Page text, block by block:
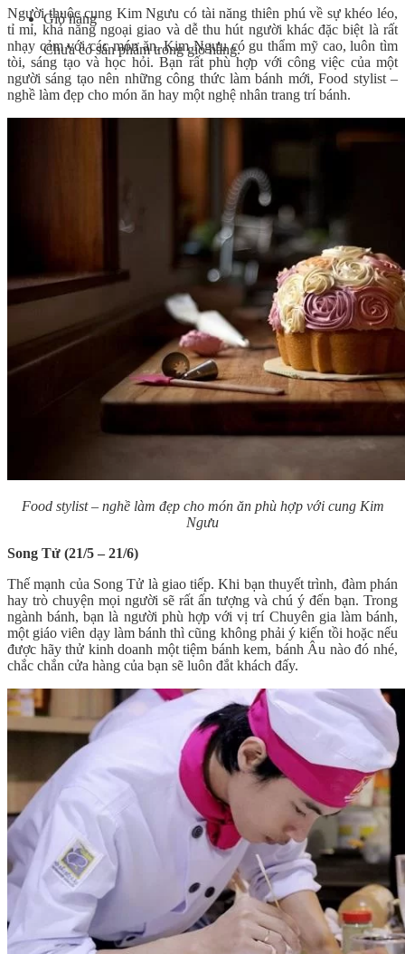
Giỏ hàng
Chưa có sản phẩm trong giỏ hàng.
Người thuộc cung Kim Ngưu có tài năng thiên phú về sự khéo léo,
tỉ mỉ, khả năng ngoại giao và dễ thu hút người khác đặc biệt là rất
nhạy cảm với các món ăn. Kim Ngưu có gu thẩm mỹ cao, luôn tìm
tòi, sáng tạo và học hỏi. Bạn rất phù hợp với công việc của một
người sáng tạo nên những công thức làm bánh mới, Food stylist –
nghề làm đẹp cho món ăn hay một nghệ nhân trang trí bánh.
Food stylist – nghề làm đẹp cho món ăn phù hợp với cung Kim
Ngưu
Song Tử (21/5 – 21/6)
Thế mạnh của Song Tử là giao tiếp. Khi bạn thuyết trình, đàm phán
hay trò chuyện mọi người sẽ rất ấn tượng và chú ý đến bạn. Trong
ngành bánh, bạn là người phù hợp với vị trí Chuyên gia làm bánh,
một giáo viên dạy làm bánh thì cũng không phải ý kiến tồi hoặc nếu
được hãy thử kinh doanh một tiệm bánh kem, bánh Âu nào đó nhé,
chắc chắn cửa hàng của bạn sẽ luôn đắt khách đấy.